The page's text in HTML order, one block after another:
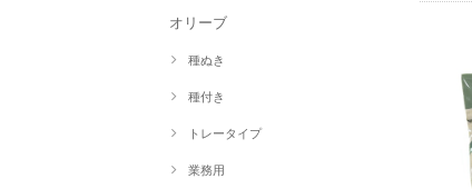
オリーブ
種ぬき
種付き
トレータイプ
業務用